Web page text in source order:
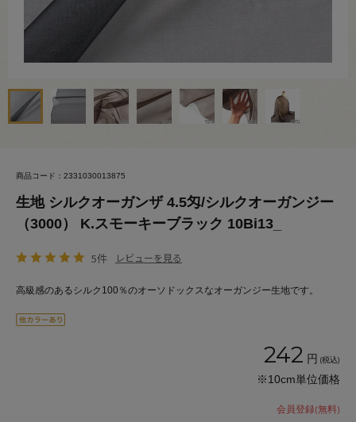
商品コード：2331030013875
生地 シルクオーガンザ 4.5匁/シルクオーガンジー
（3000） K.スモーキーブラック 10Bi13_
5件 レビューを見る
高級感のあるシルク100％のオーソドックスなオーガンジー生地です。
242 円 (税込)
※10cm単位価格
会員登録(無料)